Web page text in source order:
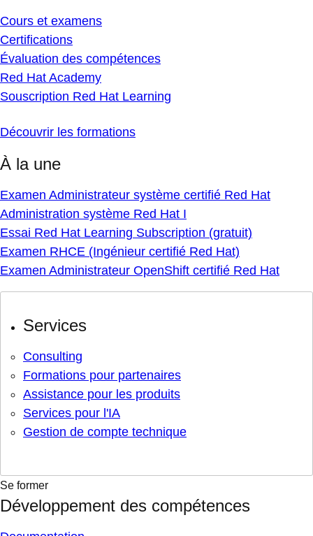
Cours et examens
Certifications
Évaluation des compétences
Red Hat Academy
Souscription Red Hat Learning
Découvrir les formations
À la une
Examen Administrateur système certifié Red Hat
Administration système Red Hat I
Essai Red Hat Learning Subscription (gratuit)
Examen RHCE (Ingénieur certifié Red Hat)
Examen Administrateur OpenShift certifié Red Hat
Services
Consulting
Formations pour partenaires
Assistance pour les produits
Services pour l'IA
Gestion de compte technique
Se former
Développement des compétences